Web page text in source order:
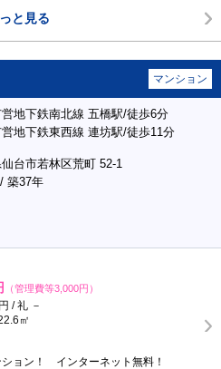
と見る
マンション
地下鉄南北線 五橋駅/徒歩6分
地下鉄東西線 連坊駅/徒歩11分
台市若林区荒町 52-1
築37年
（管理費等3,000円）
/ 礼 －
㎡
ョン！ インターネット無料！